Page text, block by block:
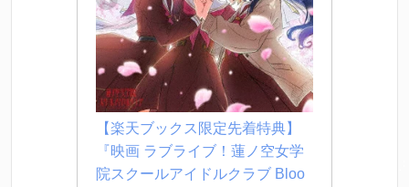
【楽天ブックス限定先着特典】
『映画 ラブライブ！蓮ノ空女学
院スクールアイドルクラブ Bloo